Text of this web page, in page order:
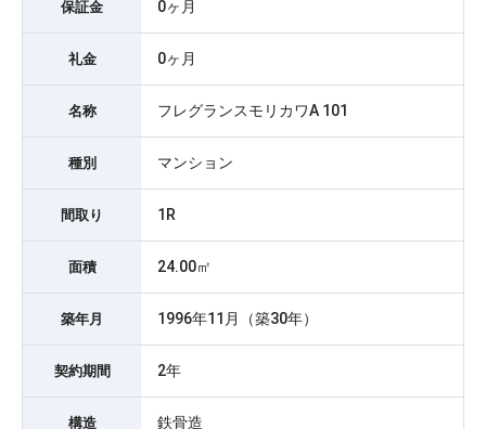
保証金 0ヶ月
礼金 0ヶ月
名称 フレグランスモリカワA 101
種別 マンション
間取り 1R
面積 24.00㎡
築年月 1996年11月（築30年）
契約期間 2年
構造 鉄骨造